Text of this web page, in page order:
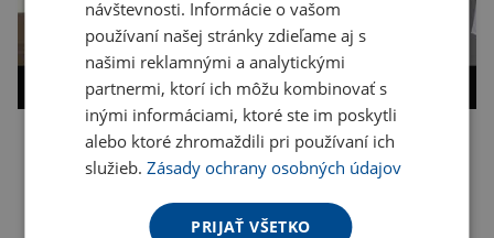
Kopírovať odkaz
návštevnosti. Informácie o vašom
používaní našej stránky zdieľame aj s
našimi reklamnými a analytickými
partnermi, ktorí ich môžu kombinovať s
inými informáciami, ktoré ste im poskytli
alebo ktoré zhromaždili pri používaní ich
služieb.Zásady ochrany osobných údajov
PRIJAŤ VŠETKO